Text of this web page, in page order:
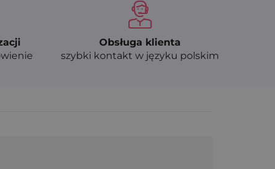
Obsługa klienta
szybki kontakt w języku polskim